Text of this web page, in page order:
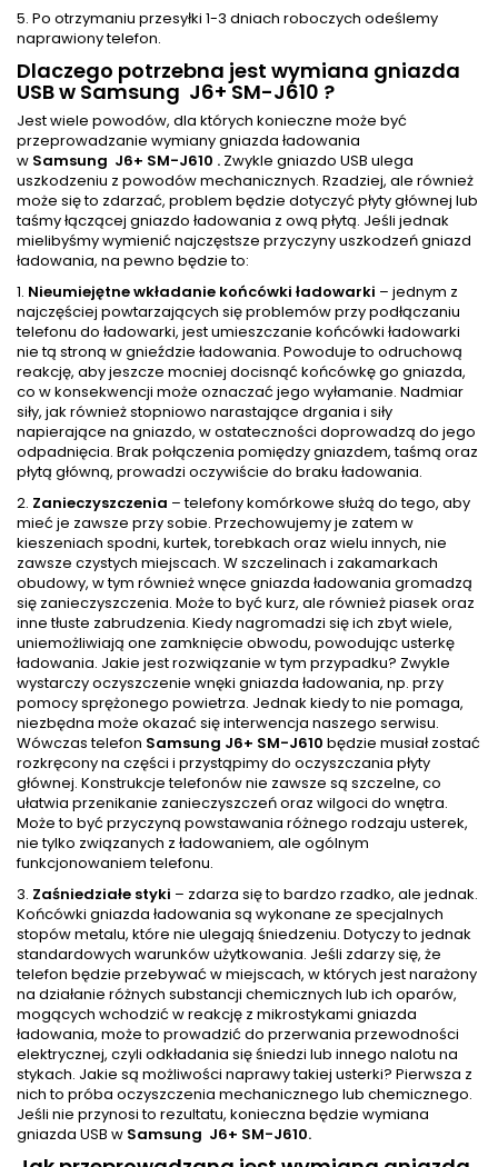
5. Po otrzymaniu przesyłki 1-3 dniach roboczych odeślemy
naprawiony telefon.
Dlaczego potrzebna jest wymiana gniazda
USB w Samsung J6+ SM-J610 ?
Jest wiele powodów, dla których konieczne może być
przeprowadzanie wymiany gniazda ładowania
w Samsung J6+ SM-J610 . Zwykle gniazdo USB ulega
uszkodzeniu z powodów mechanicznych. Rzadziej, ale również
może się to zdarzać, problem będzie dotyczyć płyty głównej lub
taśmy łączącej gniazdo ładowania z ową płytą. Jeśli jednak
mielibyśmy wymienić najczęstsze przyczyny uszkodzeń gniazd
ładowania, na pewno będzie to:
1. Nieumiejętne wkładanie końcówki ładowarki – jednym z
najczęściej powtarzających się problemów przy podłączaniu
telefonu do ładowarki, jest umieszczanie końcówki ładowarki
nie tą stroną w gnieździe ładowania. Powoduje to odruchową
reakcję, aby jeszcze mocniej docisnąć końcówkę go gniazda,
co w konsekwencji może oznaczać jego wyłamanie. Nadmiar
siły, jak również stopniowo narastające drgania i siły
napierające na gniazdo, w ostateczności doprowadzą do jego
odpadnięcia. Brak połączenia pomiędzy gniazdem, taśmą oraz
płytą główną, prowadzi oczywiście do braku ładowania.
2. Zanieczyszczenia – telefony komórkowe służą do tego, aby
mieć je zawsze przy sobie. Przechowujemy je zatem w
kieszeniach spodni, kurtek, torebkach oraz wielu innych, nie
zawsze czystych miejscach. W szczelinach i zakamarkach
obudowy, w tym również wnęce gniazda ładowania gromadzą
się zanieczyszczenia. Może to być kurz, ale również piasek oraz
inne tłuste zabrudzenia. Kiedy nagromadzi się ich zbyt wiele,
uniemożliwiają one zamknięcie obwodu, powodując usterkę
ładowania. Jakie jest rozwiązanie w tym przypadku? Zwykle
wystarczy oczyszczenie wnęki gniazda ładowania, np. przy
pomocy sprężonego powietrza. Jednak kiedy to nie pomaga,
niezbędna może okazać się interwencja naszego serwisu.
Wówczas telefon Samsung J6+ SM-J610 będzie musiał zostać
rozkręcony na części i przystąpimy do oczyszczania płyty
głównej. Konstrukcje telefonów nie zawsze są szczelne, co
ułatwia przenikanie zanieczyszczeń oraz wilgoci do wnętra.
Może to być przyczyną powstawania różnego rodzaju usterek,
nie tylko związanych z ładowaniem, ale ogólnym
funkcjonowaniem telefonu.
3. Zaśniedziałe styki – zdarza się to bardzo rzadko, ale jednak.
Końcówki gniazda ładowania są wykonane ze specjalnych
stopów metalu, które nie ulegają śniedzeniu. Dotyczy to jednak
standardowych warunków użytkowania. Jeśli zdarzy się, że
telefon będzie przebywać w miejscach, w których jest narażony
na działanie różnych substancji chemicznych lub ich oparów,
mogących wchodzić w reakcję z mikrostykami gniazda
ładowania, może to prowadzić do przerwania przewodności
elektrycznej, czyli odkładania się śniedzi lub innego nalotu na
stykach. Jakie są możliwości naprawy takiej usterki? Pierwsza z
nich to próba oczyszczenia mechanicznego lub chemicznego.
Jeśli nie przynosi to rezultatu, konieczna będzie wymiana
gniazda USB w Samsung J6+ SM-J610.